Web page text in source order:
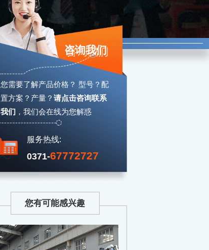
咨询我们
您需要了解产品价格？ 型号？配
置方案？产量？ 请点击咨询联系
我们 ， 我们会在线为您解惑
服务热线:
0371-67772727
您有可能感兴趣